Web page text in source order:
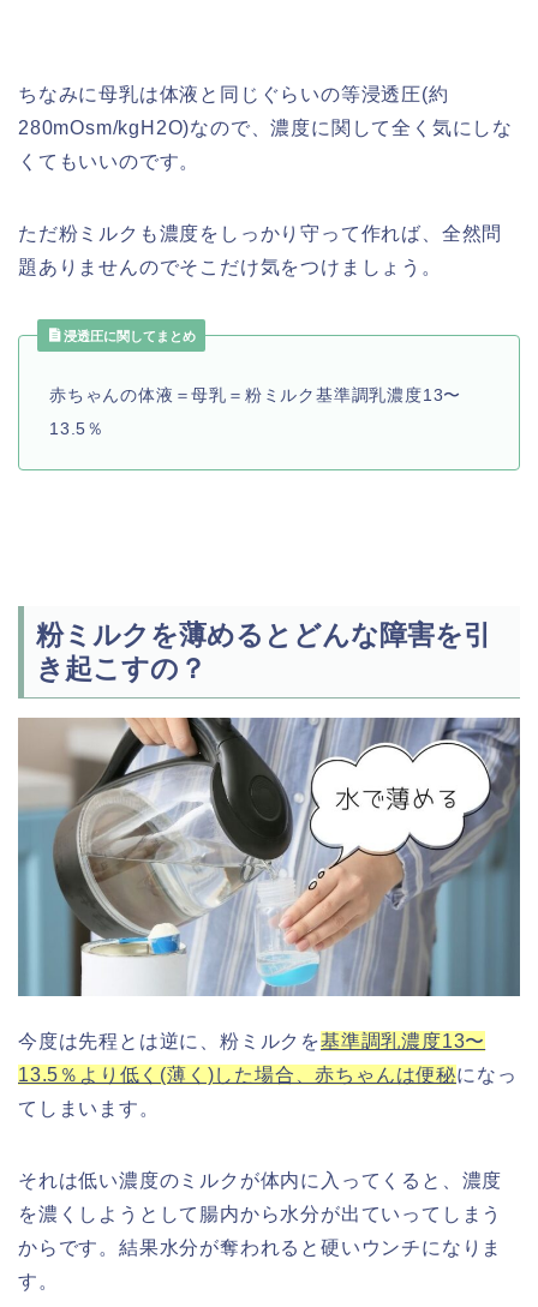
ちなみに母乳は体液と同じぐらいの等浸透圧(約
280mOsm/kgH2O)なので、濃度に関して全く気にしな
くてもいいのです。
ただ粉ミルクも濃度をしっかり守って作れば、全然問
題ありませんのでそこだけ気をつけましょう。
浸透圧に関してまとめ
赤ちゃんの体液＝母乳＝粉ミルク基準調乳濃度13〜
13.5％
粉ミルクを薄めるとどんな障害を引
き起こすの？
今度は先程とは逆に、粉ミルクを基準調乳濃度13〜
13.5％より低く(薄く)した場合、赤ちゃんは便秘になっ
てしまいます。
それは低い濃度のミルクが体内に入ってくると、濃度
を濃くしようとして腸内から水分が出ていってしまう
からです。結果水分が奪われると硬いウンチになりま
す。